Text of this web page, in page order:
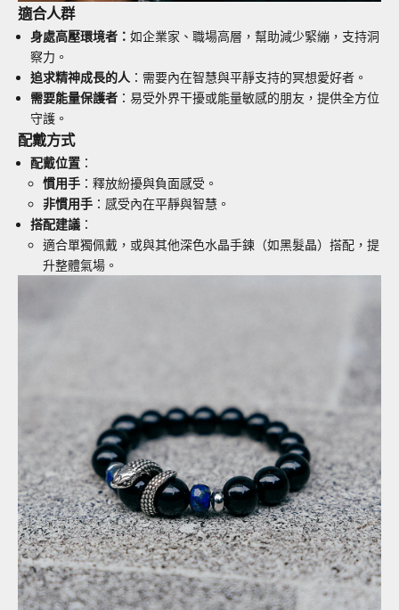
適合人群
身處高壓環境者： 如企業家、職場高層，幫助減少緊繃，支持洞
察力。
追求精神成長的人 ：需要內在智慧與平靜支持的冥想愛好者。
需要能量保護者 ：易受外界干擾或能量敏感的朋友，提供全方位
守護。
配戴方式
配戴位置 ：
慣用手 ： 釋放紛擾與負面感受。
非慣用手 ： 感受內在平靜與智慧。
搭配建議 ：
適合單獨佩戴，或與其他深色水晶手鍊（如黑髮晶）搭配，提
升整體氣場。